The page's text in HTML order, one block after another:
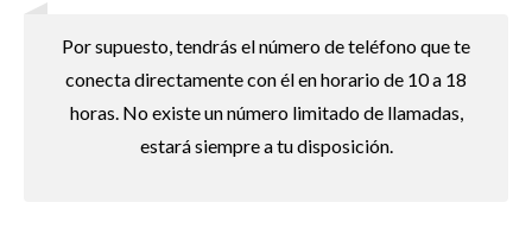
Por supuesto, tendrás el número de teléfono que te
conecta directamente con él en horario de 10 a 18
horas. No existe un número limitado de llamadas,
estará siempre a tu disposición.